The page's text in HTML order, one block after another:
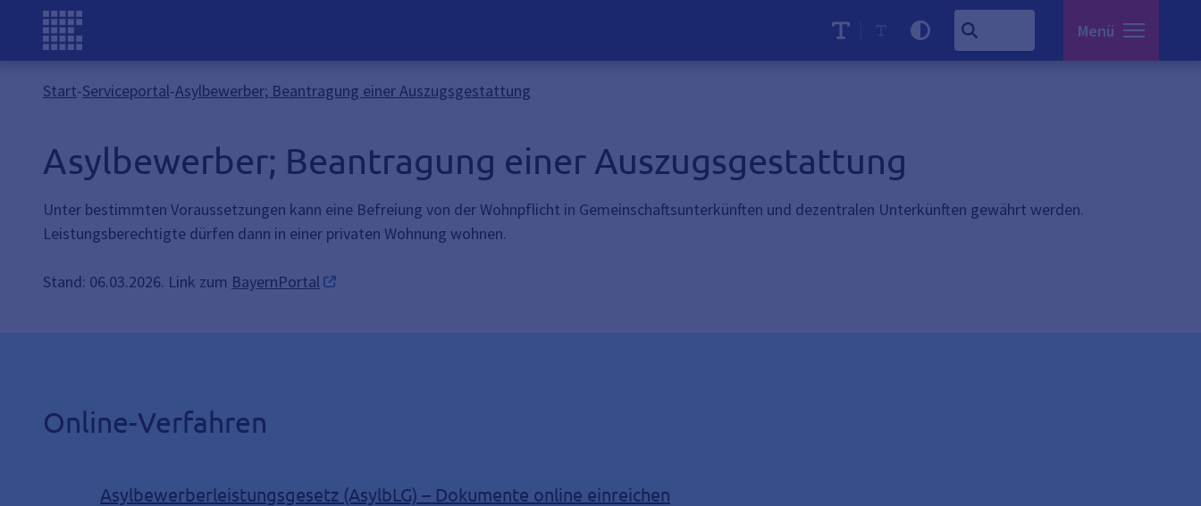
Menü
Start-Serviceportal-Asylbewerber; Beantragung einer Auszugsgestattung
Asylbewerber; Beantragung einer Auszugsgestattung
Unter bestimmten Voraussetzungen kann eine Befreiung von der Wohnpflicht in Gemeinschaftsunterkünften und dezentralen Unterkünften gewährt werden.
Leistungsberechtigte dürfen dann in einer privaten Wohnung wohnen.
Stand: 06.03.2026. Link zum BayernPortal
Online-Verfahren
Asylbewerberleistungsgesetz (AsylbLG) – Dokumente online einreichen